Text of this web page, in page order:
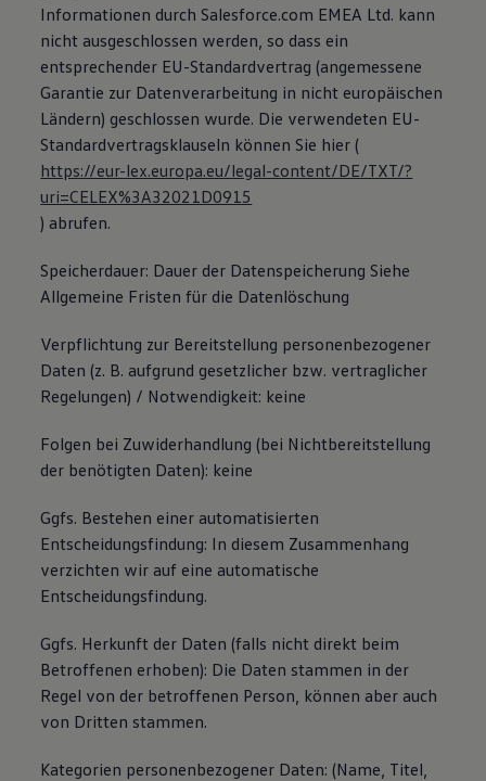
Informationen durch Salesforce.com EMEA Ltd. kann
nicht ausgeschlossen werden, so dass ein
entsprechender EU-Standardvertrag (angemessene
Garantie zur Datenverarbeitung in nicht europäischen
Ländern) geschlossen wurde. Die verwendeten EU-
Standardvertragsklauseln können Sie hier (
https://eur-lex.europa.eu/legal-content/DE/TXT/?
uri=CELEX%3A32021D0915
) abrufen.
Speicherdauer: Dauer der Datenspeicherung Siehe
Allgemeine Fristen für die Datenlöschung
Verpflichtung zur Bereitstellung personenbezogener
Daten (z. B. aufgrund gesetzlicher bzw. vertraglicher
Regelungen) / Notwendigkeit: keine
Folgen bei Zuwiderhandlung (bei Nichtbereitstellung
der benötigten Daten): keine
Ggfs. Bestehen einer automatisierten
Entscheidungsfindung: In diesem Zusammenhang
verzichten wir auf eine automatische
Entscheidungsfindung.
Ggfs. Herkunft der Daten (falls nicht direkt beim
Betroffenen erhoben): Die Daten stammen in der
Regel von der betroffenen Person, können aber auch
von Dritten stammen.
Kategorien personenbezogener Daten: (Name, Titel,